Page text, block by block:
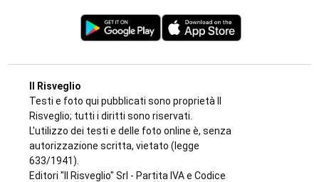
Il Risveglio
Testi e foto qui pubblicati sono proprietà Il
Risveglio; tutti i diritti sono riservati.
L'utilizzo dei testi e delle foto online è, senza
autorizzazione scritta, vietato (legge
633/1941).
Editori "Il Risveglio" Srl - Partita IVA e Codice